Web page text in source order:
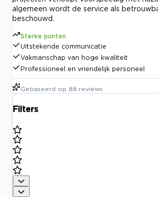
algemeen wordt de service als
beschouwd.
Sterke punten
Uitstekende communicatie
Vakmanschap van hoge kwaliteit
Professioneel en vriendelijk personeel
Gebaseerd op 88 reviews
Filters